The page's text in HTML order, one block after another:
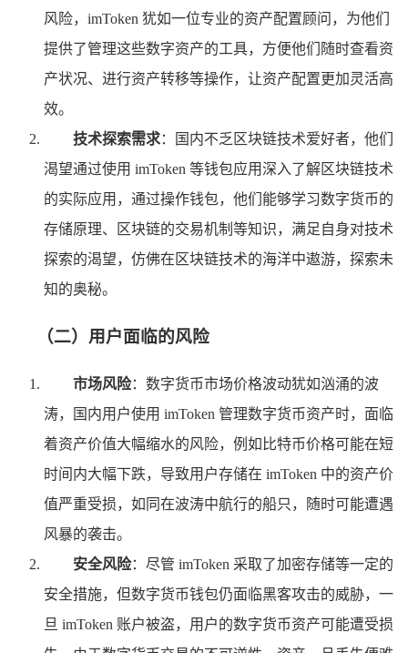
风险，imToken 犹如一位专业的资产配置顾问，为他们
提供了管理这些数字资产的工具，方便他们随时查看资
产状况、进行资产转移等操作，让资产配置更加灵活高
效。
技术探索需求：国内不乏区块链技术爱好者，他们
渴望通过使用 imToken 等钱包应用深入了解区块链技术
的实际应用，通过操作钱包，他们能够学习数字货币的
存储原理、区块链的交易机制等知识，满足自身对技术
探索的渴望，仿佛在区块链技术的海洋中遨游，探索未
知的奥秘。
（二）用户面临的风险
市场风险：数字货币市场价格波动犹如汹涌的波
涛，国内用户使用 imToken 管理数字货币资产时，面临
着资产价值大幅缩水的风险，例如比特币价格可能在短
时间内大幅下跌，导致用户存储在 imToken 中的资产价
值严重受损，如同在波涛中航行的船只，随时可能遭遇
风暴的袭击。
安全风险：尽管 imToken 采取了加密存储等一定的
安全措施，但数字货币钱包仍面临黑客攻击的威胁，一
旦 imToken 账户被盗，用户的数字货币资产可能遭受损